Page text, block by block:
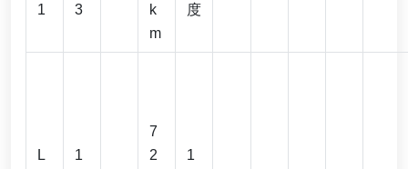
1
3
k
m
度
L
1
7
2
1